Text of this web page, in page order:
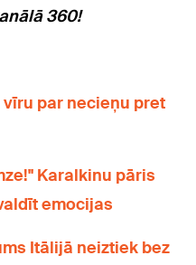
360!
par necieņu pret
Karalkinu pāris
emocijas
Itālijā neiztiek bez